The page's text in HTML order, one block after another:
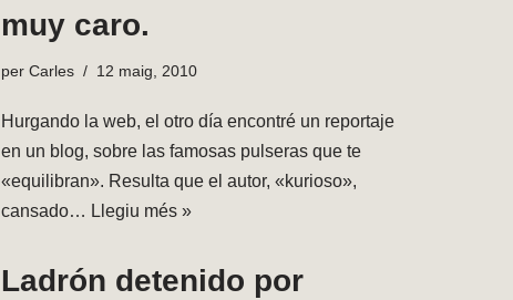
muy caro.
per Carles 12 maig, 2010
Hurgando la web, el otro día encontré un reportaje
en un blog, sobre las famosas pulseras que te
«equilibran». Resulta que el autor, «kurioso»,
cansado… Llegiu més »
Ladrón detenido por